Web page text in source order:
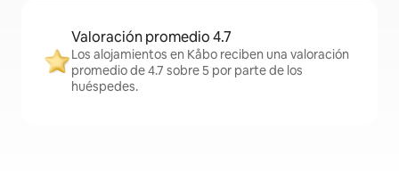
Valoración promedio 4.7
Los alojamientos en Kåbo reciben una valoración
promedio de 4.7 sobre 5 por parte de los
huéspedes.